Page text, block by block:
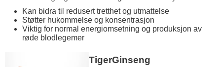
Kan bidra til redusert tretthet og utmattelse
Støtter hukommelse og konsentrasjon
Viktig for normal energiomsetning og produksjon av
røde blodlegemer
TigerGinseng